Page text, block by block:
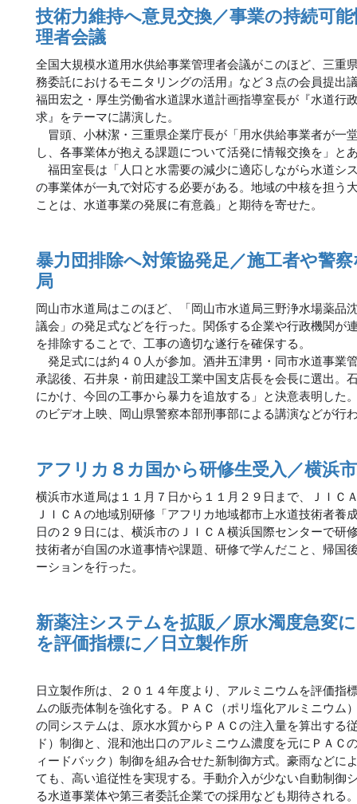
技術力維持へ意見交換／事業の持続可
理者会議
全国大規模水道用水供給事業管理者会議がこのほど、三重
務委託におけるモニタリングの活用』など３点の会員提出
福田宏之・厚生労働省水道課水道計画指導室長が『水道行
求』をテーマに講演した。
冒頭、小林潔・三重県企業庁長が「用水供給事業者が一
し、各事業体が抱える課題について活発に情報交換を」と
福田室長は「人口と水需要の減少に適応しながら水道シ
の事業体が一丸で対応する必要がある。地域の中核を担う
ことは、水道事業の発展に有意義」と期待を寄せた。
暴力団排除へ対策協発足／施工者や警
局
岡山市水道局はこのほど、「岡山市水道局三野浄水場薬品
議会」の発足式などを行った。関係する企業や行政機関が
を排除することで、工事の適切な遂行を確保する。
発足式には約４０人が参加。酒井五津男・同市水道事業
承認後、石井泉・前田建設工業中国支店長を会長に選出。
にかけ、今回の工事から暴力を追放する」と決意表明した
のビデオ上映、岡山県警察本部刑事部による講演などが行
アフリカ８カ国から研修生受入／横浜
横浜市水道局は１１月７日から１１月２９日まで、ＪＩＣ
ＪＩＣＡの地域別研修「アフリカ地域都市上水道技術者養
日の２９日には、横浜市のＪＩＣＡ横浜国際センターで研
技術者が自国の水道事情や課題、研修で学んだこと、帰国
ーションを行った。
新薬注システムを拡販／原水濁度急変
を評価指標に／日立製作所
日立製作所は、２０１４年度より、アルミニウムを評価指
ムの販売体制を強化する。ＰＡＣ（ポリ塩化アルミニウム
の同システムは、原水水質からＰＡＣの注入量を算出する
ド）制御と、混和池出口のアルミニウム濃度を元にＰＡＣ
ィードバック）制御を組み合せた新制御方式。豪雨などに
ても、高い追従性を実現する。手動介入が少ない自動制御
る水道事業体や第三者委託企業での採用なども期待される